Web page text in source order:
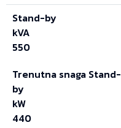
Stand-by
kVA
550
Trenutna snaga Stand-
by
kW
440